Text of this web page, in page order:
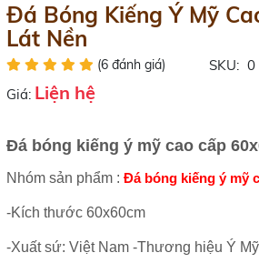
Đá Bóng Kiếng Ý Mỹ
Lát Nền
(6 đánh giá) SKU: 0
Giá: Liện hệ
Đá bóng kiếng ý mỹ cao cấp
Nhóm sản phẩm : Đá bóng kiếng ý mỹ
-Kích thước 60x60cm
-Xuất sứ: Việt Nam -Thương hiệu Ý Mỹ